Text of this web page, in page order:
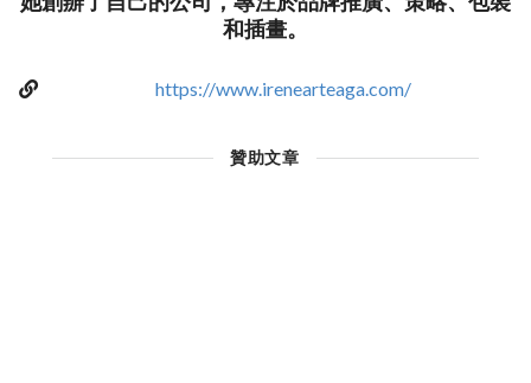
和插畫。
https://www.irenearteaga.com/
贊助文章